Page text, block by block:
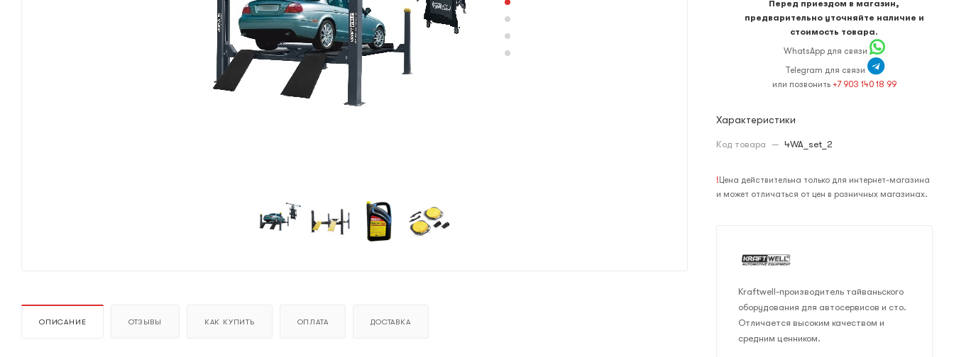
ОПИСАНИЕ ОТЗЫВЫ КАК КУПИТЬ ОПЛАТА ДОСТАВКА
Перед приездом в магазин,
предварительно уточняйте наличие и
стоимость товара.
WhatsApp для связи
Telegram для связи
или позвонить +7 903 140 18 99
Характеристики
Код товара — 4WA_set_2
! Цена действительна только для интернет-магазина
и может отличаться от цен в розничных магазинах.
Kraftwell-производитель тайваньского
оборудования для автосервисов и сто.
Отличается высоким качеством и
средним ценником.